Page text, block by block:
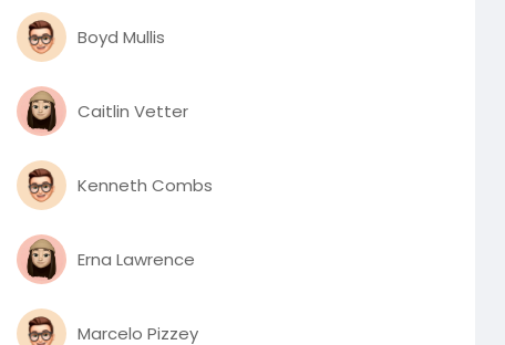
Boyd Mullis
Caitlin Vetter
Kenneth Combs
Erna Lawrence
Marcelo Pizzey